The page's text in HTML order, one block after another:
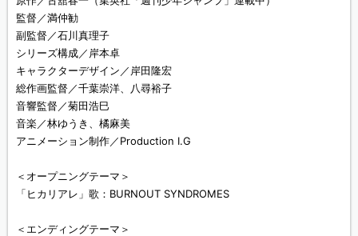
監督／満仲勧
副監督／石川真理子
シリーズ構成／岸本卓
キャラクターデザイン／岸田隆宏
総作画監督／千葉崇洋、八尋裕子
音響監督／菊田浩巳
音楽／林ゆうき、橘麻美
アニメーション制作／Production I.G
＜オープニングテーマ＞
「ヒカリアレ」歌：BURNOUT SYNDROMES
＜エンディングテーマ＞